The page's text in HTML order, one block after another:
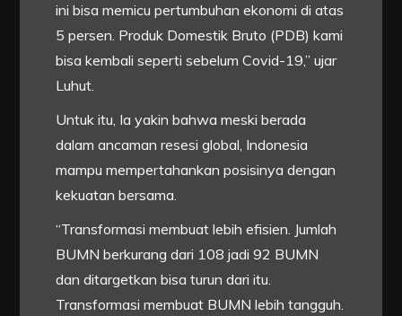
ini bisa memicu pertumbuhan ekonomi di atas
5 persen. Produk Domestik Bruto (PDB) kami
bisa kembali seperti sebelum Covid-19,” ujar
Luhut.
Untuk itu, Ia yakin bahwa meski berada
dalam ancaman resesi global, Indonesia
mampu mempertahankan posisinya dengan
kekuatan bersama.
“Transformasi membuat lebih efisien. Jumlah
BUMN berkurang dari 108 jadi 92 BUMN
dan ditargetkan bisa turun dari itu.
Transformasi membuat BUMN lebih tangguh.